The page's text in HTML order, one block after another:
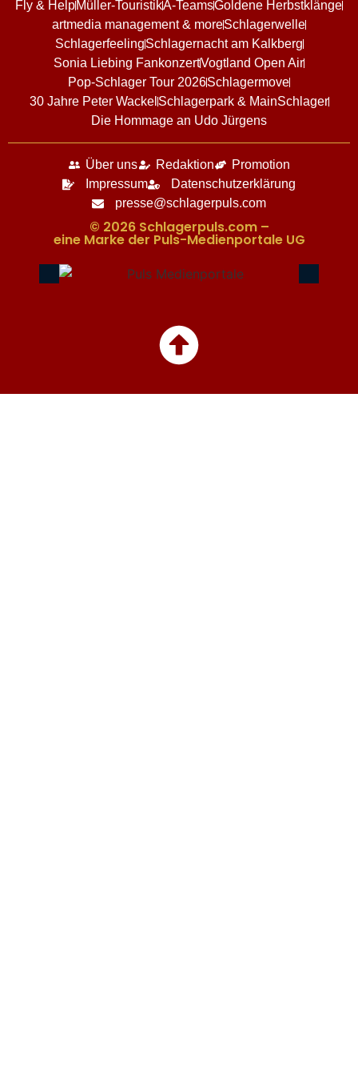
Fly & HelpMüller-TouristikA-TeamsGoldene Herbstklänge
artmedia management & moreSchlagerwelle
SchlagerfeelingSchlagernacht am Kalkberg
Sonia Liebing FankonzertVogtland Open Air
Pop-Schlager Tour 2026Schlagermove
30 Jahre Peter Wackel Schlagerpark & MainSchlager
Die Hommage an Udo Jürgens
Über uns Redaktion
Promotion
Impressum
Datenschutzerklärung
presse@schlagerpuls.com
© 2026 Schlagerpuls.com –
eine Marke der Puls-Medienportale UG​